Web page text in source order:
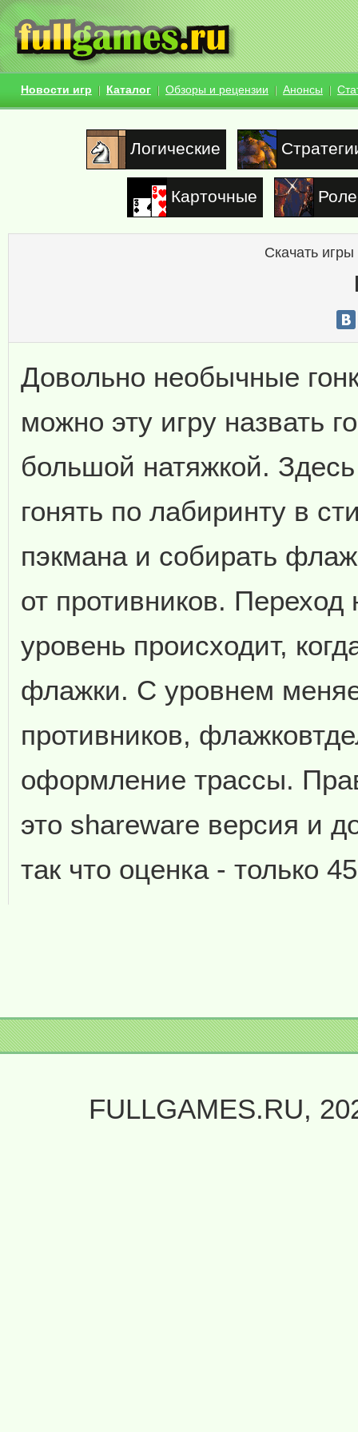
Новости игр Каталог Обзоры и рецензии Анонсы
Логические
Карточные
Скачать
Довольно необычные
можно эту игру назвать
большой натяжкой.
гонять по лабиринту в
пэкмана и собирать
от противников.
уровень происходит,
флажки. С уровнем
противников,
оформление трассы.
это shareware версия и
так что оценка - только
FULLGAMES.RU,